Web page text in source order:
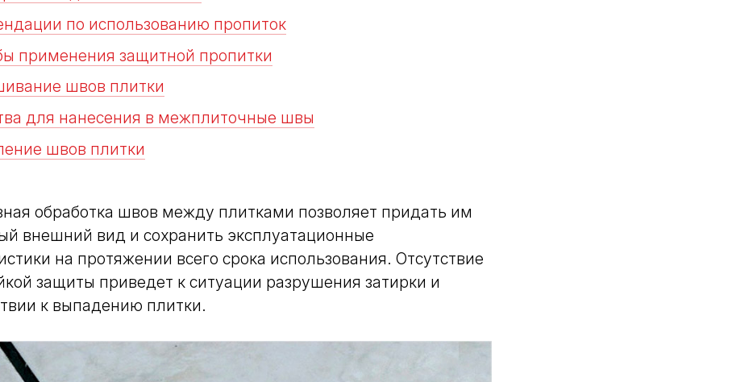
по использованию пропиток
применения защитной пропитки
швов плитки
для нанесения в межплиточные швы
швов плитки
обработка швов между плитками позволяет придать им
внешний вид и сохранить эксплуатационные
на протяжении всего срока использования. Отсутствие
защиты приведет к ситуации разрушения затирки и
к выпадению плитки.